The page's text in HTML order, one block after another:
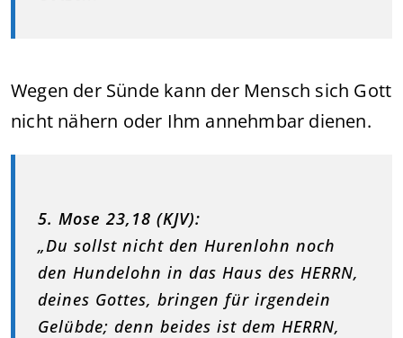
Wegen der Sünde kann der Mensch sich Gott
nicht nähern oder Ihm annehmbar dienen.
5. Mose 23,18 (KJV):
„Du sollst nicht den Hurenlohn noch
den Hundelohn in das Haus des HERRN,
deines Gottes, bringen für irgendein
Gelübde; denn beides ist dem HERRN,